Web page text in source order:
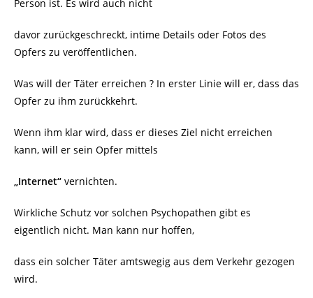
Person ist. Es wird auch nicht
davor zurückgeschreckt, intime Details oder Fotos des
Opfers zu veröffentlichen.
Was will der Täter erreichen ? In erster Linie will er, dass das
Opfer zu ihm zurückkehrt.
Wenn ihm klar wird, dass er dieses Ziel nicht erreichen
kann, will er sein Opfer mittels
„Internet“ vernichten.
Wirkliche Schutz vor solchen Psychopathen gibt es
eigentlich nicht. Man kann nur hoffen,
dass ein solcher Täter amtswegig aus dem Verkehr gezogen
wird.